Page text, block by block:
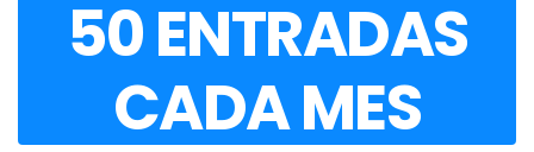
50 ENTRADAS
CADA MES